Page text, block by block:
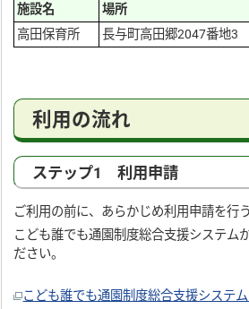
施設名 場所
高田保育所
長与町高田郷2047番地3
利用の流れ
ステップ1 利用申請
ご利用の前に、あらかじめ利用申請を行
こども誰でも通園制度総合支援システム
ださい。
こども誰でも通園制度総合支援システム